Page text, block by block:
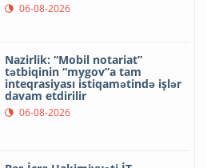
06-08-2026
Nazirlik: “Mobil notariat”
tətbiqinin “mygov”a tam
inteqrasiyası istiqamətində işlər
davam etdirilir
06-08-2026